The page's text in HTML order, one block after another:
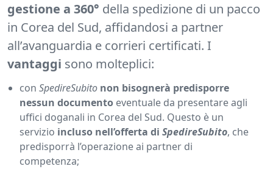
gestione a 360° della spedizione di un pacco
in Corea del Sud, affidandosi a partner
all’avanguardia e corrieri certificati. I
vantaggi sono molteplici:
con SpedireSubito non bisognerà predisporre
nessun documento eventuale da presentare agli
uffici doganali in Corea del Sud. Questo è un
servizio incluso nell’offerta di SpedireSubito, che
predisporrà l’operazione ai partner di
competenza;